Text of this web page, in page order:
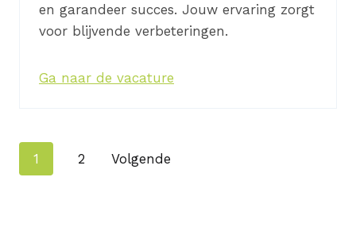
en garandeer succes. Jouw ervaring zorgt
voor blijvende verbeteringen.
Ga naar de vacature
N1 2 Volgende